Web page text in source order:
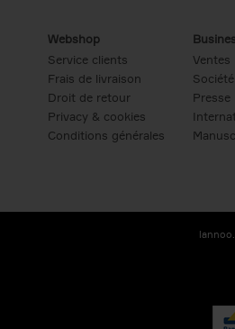
Webshop
Service clients
Frais de livraison
Droit de retour
Privacy & cookies
Conditions générales
Ventes
Société
Presse